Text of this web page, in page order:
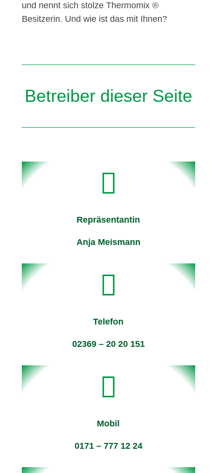
und nennt sich stolze Thermomix ®
Besitzerin. Und wie ist das mit Ihnen?
Betreiber dieser Seite

Repräsentantin
Anja Meismann

Telefon
02369 – 20 20 151

Mobil
0171 – 777 12 24